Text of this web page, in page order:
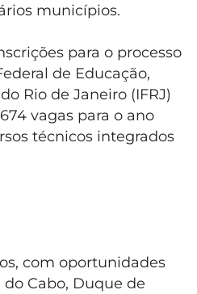
municípios.
para o processo
de Educação,
Rio de Janeiro (IFRJ)
vagas para o ano
técnicos integrados
com oportunidades
Cabo, Duque de